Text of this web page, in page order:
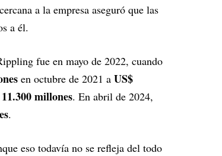
a la empresa aseguró que las
a él.
fue en mayo de 2022, cuando
en octubre de 2021 a US$
millones. En abril de 2024,
.
eso todavía no se refleja del todo